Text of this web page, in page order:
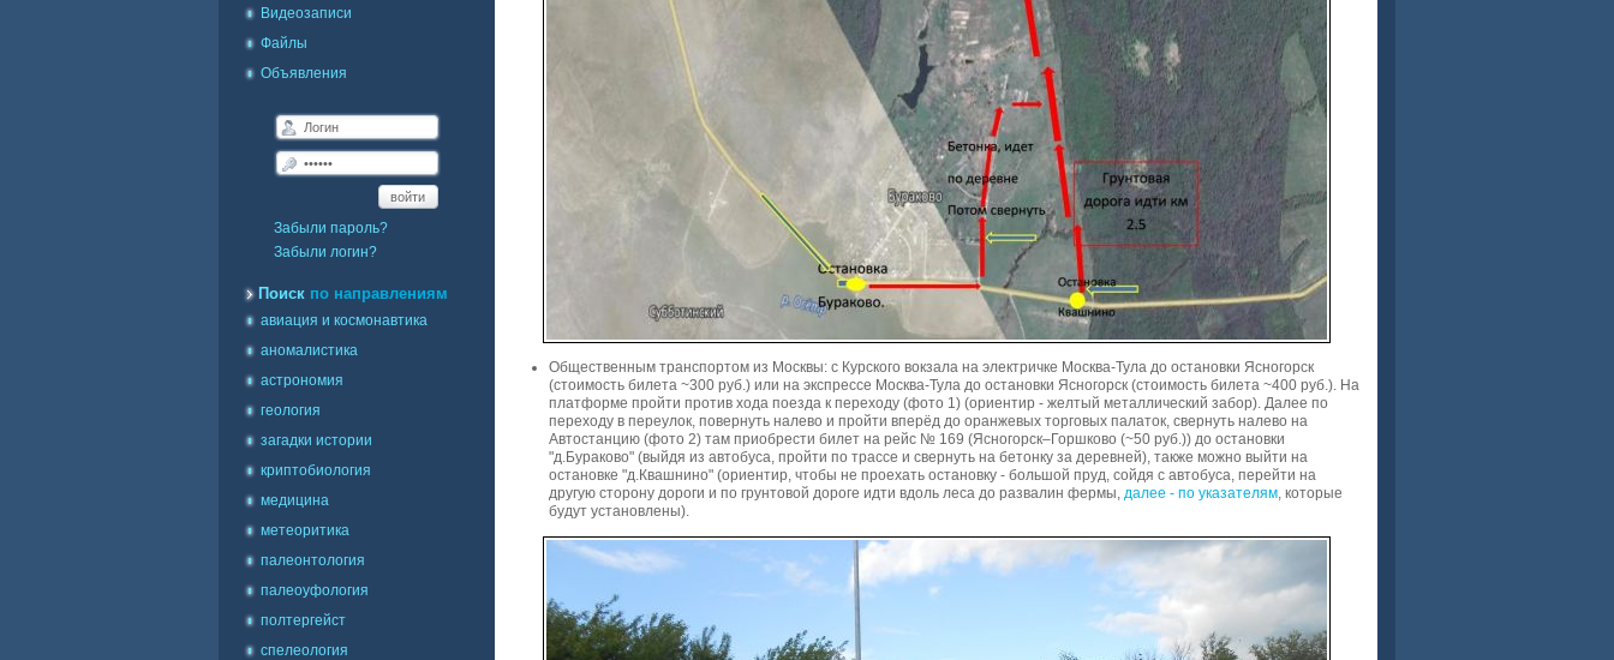
Видеозаписи
Файлы
Объявления
войти
Забыли пароль?
Забыли логин?
Поиск по направлениям
авиация и космонавтика
аномалистика
астрономия
геология
загадки истории
криптобиология
медицина
метеоритика
палеонтология
палеоуфология
полтергейст
спелеология
Общественным транспортом из Москвы: с Курского вокзала на электричке Москва-Тула до остановки Ясногорск
(стоимость билета ~300 руб.) или на экспрессе Москва-Тула до остановки Ясногорск (стоимость билета ~400 руб.). На
платформе пройти против хода поезда к переходу (фото 1) (ориентир - желтый металлический забор). Далее по
переходу в переулок, повернуть налево и пройти вперёд до оранжевых торговых палаток, свернуть налево на
Автостанцию (фото 2) там приобрести билет на рейс № 169 (Ясногорск–Горшково (~50 руб.)) до остановки
"д.Бураково" (выйдя из автобуса, пройти по трассе и свернуть на бетонку за деревней), также можно выйти на
остановке "д.Квашнино" (ориентир, чтобы не проехать остановку - большой пруд, сойдя с автобуса, перейти на
другую сторону дороги и по грунтовой дороге идти вдоль леса до развалин фермы, далее - по указателям, которые
будут установлены).